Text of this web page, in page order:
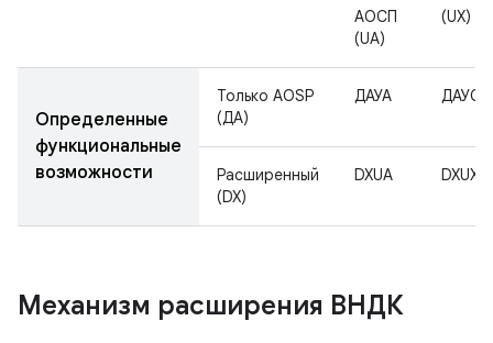
АОСП
(UA)
(UX)
Определенные
функциональные
возможности
Только AOSP
(ДА)
ДАУА ДАУС
Расширенный
(DX)
DXUA DXUX
Механизм расширения ВНДК